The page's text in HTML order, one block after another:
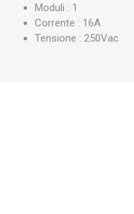
Moduli : 1
Corrente : 16A
Tensione : 250Vac